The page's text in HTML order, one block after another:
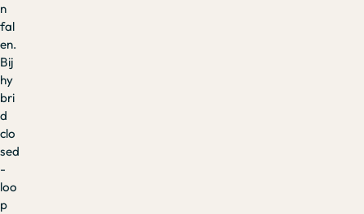
n
fal
en.
Bij
hy
bri
d
clo
sed
-
loo
p